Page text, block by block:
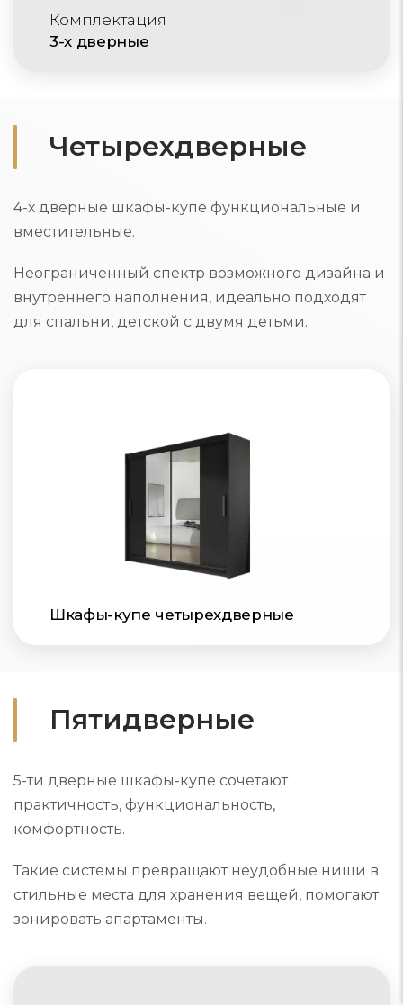
Комплектация
3-х дверные
Четырехдверные
4-х дверные шкафы-купе функциональные и
вместительные.
Неограниченный спектр возможного дизайна и
внутреннего наполнения, идеально подходят
для спальни, детской с двумя детьми.
Шкафы-купе четырехдверные
Пятидверные
5-ти дверные шкафы-купе сочетают
практичность, функциональность,
комфортность.
Такие системы превращают неудобные ниши в
стильные места для хранения вещей, помогают
зонировать апартаменты.